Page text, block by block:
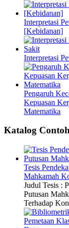
Interpretasi
[Kebidanan]
Interpretasi
Pengaruh
Kepuasan
Matematika
Katalog
Tesis
Mahkamah
Judul Tesis :
Putusan
Terhadap